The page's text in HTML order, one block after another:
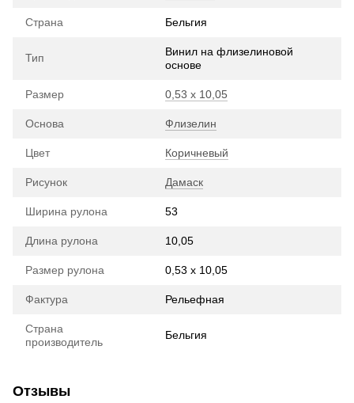
Страна Бельгия
Тип
Винил на флизелиновой
основе
Размер 0,53 х 10,05
Основа Флизелин
Цвет Коричневый
Рисунок Дамаск
Ширина рулона 53
Длина рулона 10,05
Размер рулона 0,53 х 10,05
Фактура Рельефная
Страна
производитель
Бельгия
Отзывы